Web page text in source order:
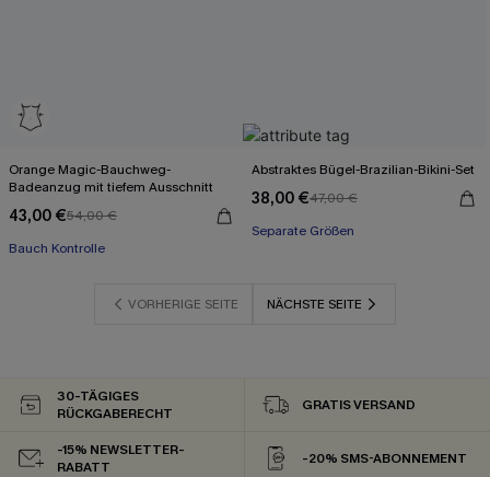
Orange Magic-Bauchweg-
Badeanzug mit tiefem Ausschnitt
43,00 €54,00 €
Bauch Kontrolle
Abstraktes Bügel-Brazilian-Bikini-Set
38,00 €47,00 €
Separate Größen
VORHERIGE SEITE NÄCHSTE SEITE
30-TÄGIGES
RÜCKGABERECHT
GRATIS VERSAND
-15% NEWSLETTER-
RABATT
-20% SMS-ABONNEMENT